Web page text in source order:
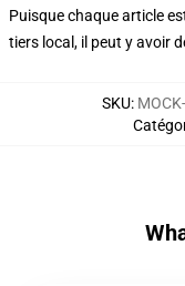
Puisque chaque article
tiers local, il peut y avoir
SKU: